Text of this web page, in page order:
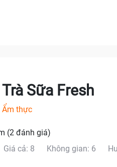
Trà Sữa Fresh
Ẩm thực
(2 đánh giá)
Giá cả: 8 Không gian: 6